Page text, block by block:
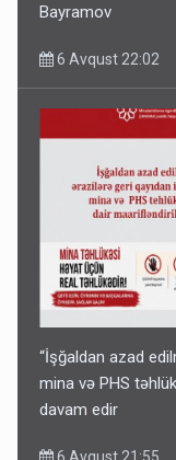
Bayramov
6 Avqust 22:02
“İşğaldan azad
mina və PHS
davam edir
6 Avqust 21:55